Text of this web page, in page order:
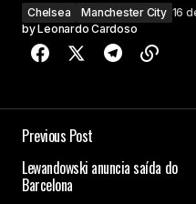
Chelsea Manchester City 16
byLeonardo Cardoso
Previous Post
Lewandowski anuncia saída do
Barcelona